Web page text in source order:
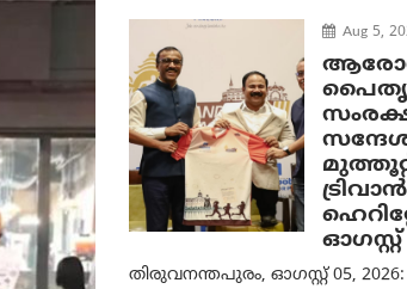
Aug 5,
തിരുവനന്തപുരം, ഓഗസ്റ്റ് 05,